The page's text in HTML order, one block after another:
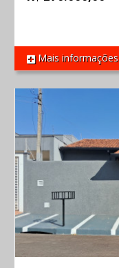
REF 1547
Mais informações